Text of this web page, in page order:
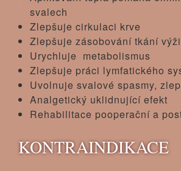
svalech
Zlepšuje cirkulaci krve
Zlepšuje zásobování tkání
Urychluje metabolismus
Zlepšuje práci lymfatického
Uvolnuje svalové spasmy,
Analgetický uklidnující efekt
Rehabilitace pooperační a
KONTRAINDIKACE